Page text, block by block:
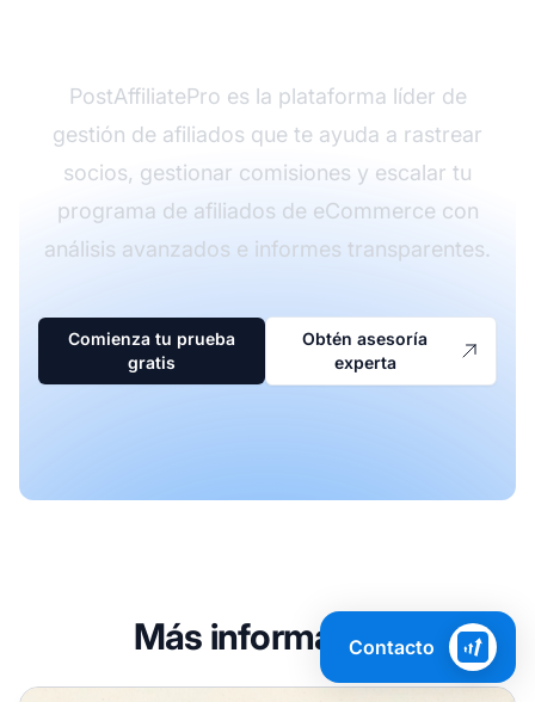
PostAffiliatePro es la plataforma líder de
gestión de afiliados que te ayuda a rastrear
socios, gestionar comisiones y escalar tu
programa de afiliados de eCommerce con
análisis avanzados e informes transparentes.
Comienza tu prueba
gratis
Obtén asesoría
experta
Más información
Contacto